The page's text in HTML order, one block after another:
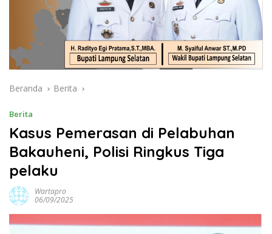
Beranda Berita
Berita
Kasus Pemerasan di Pelabuhan
Bakauheni, Polisi Ringkus Tiga
pelaku
Wartapro
06/09/2025